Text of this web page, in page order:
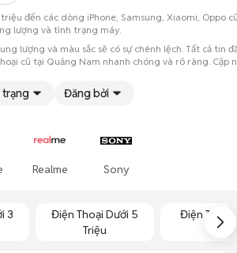
đến các dòng iPhone, Samsung, Xiaomi, Oppo
lượng và tình trạng máy.
và màu sắc sẽ có sự chênh lệch. Tất cả tin
cũ tại Quảng Nam nhanh chóng và rõ ràng.
trạng Đăng bởi
Realme Sony
3
Điện Thoại Dưới 5
Triệu
Điện Thoại
Tay